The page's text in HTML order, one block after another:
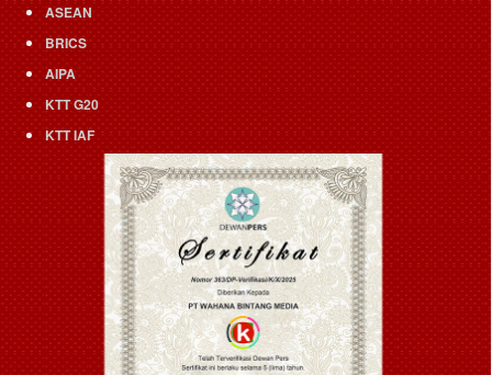
ASEAN
BRICS
AIPA
KTT G20
KTT IAF